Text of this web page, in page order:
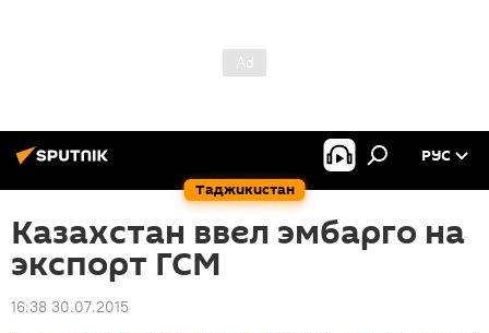
Таджикистан
РУС
Казахстан ввел эмбарго на
экспорт ГСМ
16:38 30.07.2015